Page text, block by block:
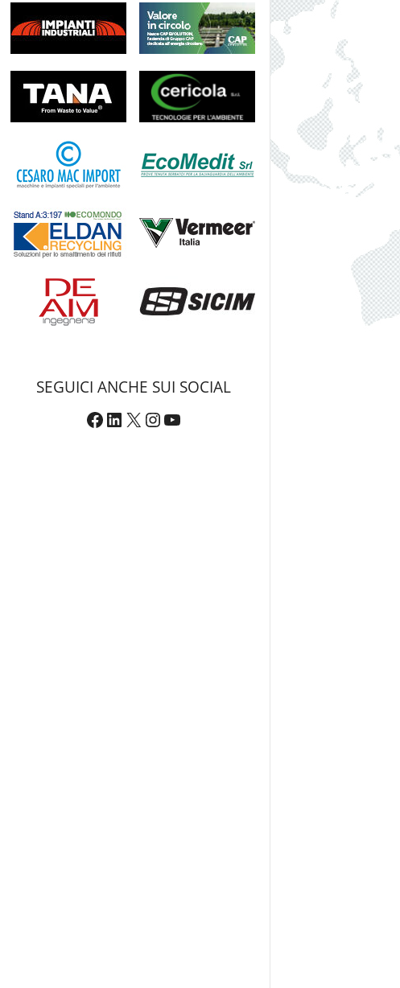
E
W
SEGUICI ANCHE SUI SOCIAL
Facebook
LinkedIn
X Instagram
YouTube